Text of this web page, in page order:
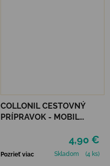
COLLONIL CESTOVNÝ
PRÍPRAVOK - MOBIL
4,90 €
Pozrieť viac Skladom (4 ks)